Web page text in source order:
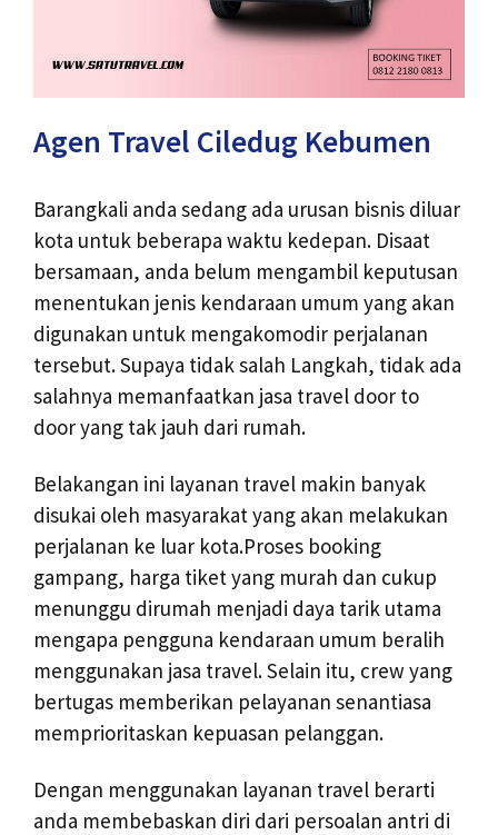
Agen Travel Ciledug Kebumen
Barangkali anda sedang ada urusan bisnis diluar
kota untuk beberapa waktu kedepan. Disaat
bersamaan, anda belum mengambil keputusan
menentukan jenis kendaraan umum yang akan
digunakan untuk mengakomodir perjalanan
tersebut. Supaya tidak salah Langkah, tidak ada
salahnya memanfaatkan jasa travel door to
door yang tak jauh dari rumah.
Belakangan ini layanan travel makin banyak
disukai oleh masyarakat yang akan melakukan
perjalanan ke luar kota.Proses booking
gampang, harga tiket yang murah dan cukup
menunggu dirumah menjadi daya tarik utama
mengapa pengguna kendaraan umum beralih
menggunakan jasa travel. Selain itu, crew yang
bertugas memberikan pelayanan senantiasa
memprioritaskan kepuasan pelanggan.
Dengan menggunakan layanan travel berarti
anda membebaskan diri dari persoalan antri di